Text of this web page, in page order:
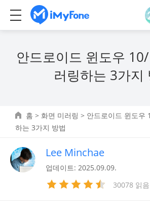
안드로이드 윈도우
러링하는 3가지
홈 > 화면 미러링 > 안드로이드 윈도우
하는 3가지 방법
Lee Minchae
업데이트: 2025.09.09.
30078 읽음